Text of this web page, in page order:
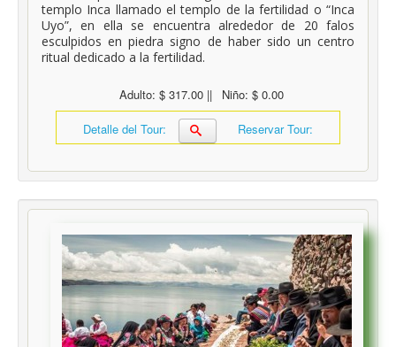
templo Inca llamado el templo de la fertilidad o “Inca
Uyo”, en ella se encuentra alrededor de 20 falos
esculpidos en piedra signo de haber sido un centro
ritual dedicado a la fertilidad.
Adulto: $ 317.00 || Niño: $ 0.00
Detalle del Tour: Reservar Tour: